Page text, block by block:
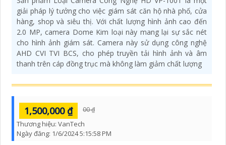
giải pháp lý tưởng cho việc giám sát căn hộ nhà phố, cửa
hàng, shop và siêu thị. Với chất lượng hình ảnh cao đến
2.0 MP, camera Dome Kim loại này mang lại sự sắc nét
cho hình ảnh giám sát. Camera này sử dụng công nghệ
AHD CVI TVI BCS, cho phép truyền tải hình ảnh và âm
thanh trên cáp đồng trục mà không làm giảm chất lượng
1,500,000 ₫ 00 ₫
Thương hiệu: VanTech
Ngày đăng: 1/6/2024 5:15:58 PM